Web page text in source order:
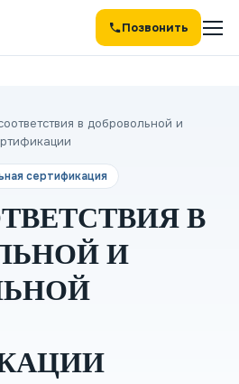
Позвонить
в добровольной и
сертификация
В
И